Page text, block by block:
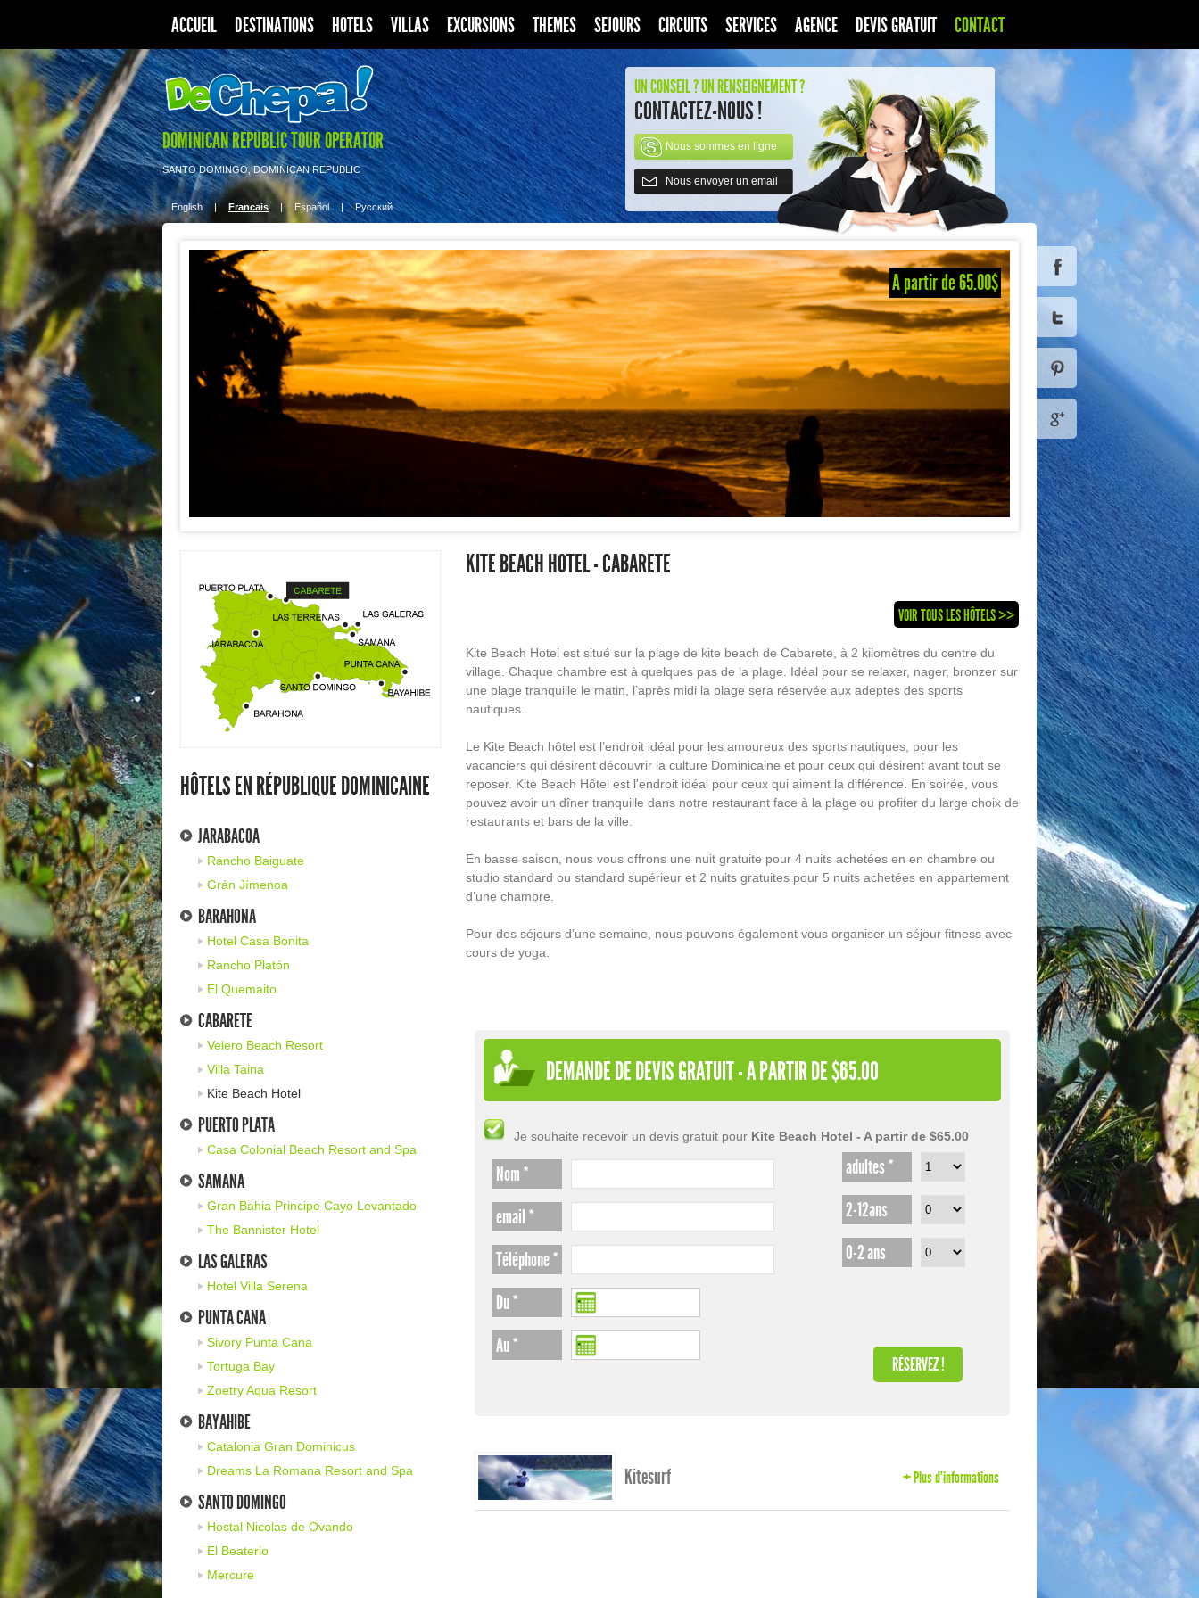
ACCUEIL DESTINATIONS HOTELS VILLAS EXCURSIONS THEMES SEJOURS CIRCUITS SERVICES AGENCE DEVIS GRATUIT CONTACT
DOMINICAN REPUBLIC TOUR OPERATOR
SANTO DOMINGO, DOMINICAN REPUBLIC
English | Francais | Español | Pусский
UN CONSEIL ? UN RENSEIGNEMENT ?
CONTACTEZ-NOUS !
Nous sommes en ligne
Nous envoyer un email
A partir de 65.00$
HÔTELS EN RÉPUBLIQUE DOMINICAINE
JARABACOA
Rancho Baiguate
Grán Jímenoa
BARAHONA
Hotel Casa Bonita
Rancho Platón
El Quemaito
CABARETE
Velero Beach Resort
Villa Taina
Kite Beach Hotel
PUERTO PLATA
Casa Colonial Beach Resort and Spa
SAMANA
Gran Bahia Principe Cayo Levantado
The Bannister Hotel
LAS GALERAS
Hotel Villa Serena
PUNTA CANA
Sivory Punta Cana
Tortuga Bay
Zoetry Aqua Resort
BAYAHIBE
Catalonia Gran Dominicus
Dreams La Romana Resort and Spa
SANTO DOMINGO
Hostal Nicolas de Ovando
El Beaterio
Mercure
KITE BEACH HOTEL - CABARETE
VOIR TOUS LES HÔTELS >>
Kite Beach Hotel est situé sur la plage de kite beach de Cabarete, à 2 kilomètres du centre du
village. Chaque chambre est à quelques pas de la plage. Idéal pour se relaxer, nager, bronzer sur
une plage tranquille le matin, l’après midi la plage sera réservée aux adeptes des sports
nautiques.
Le Kite Beach hôtel est l’endroit idéal pour les amoureux des sports nautiques, pour les
vacanciers qui désirent découvrir la culture Dominicaine et pour ceux qui désirent avant tout se
reposer. Kite Beach Hôtel est l'endroit idéal pour ceux qui aiment la différence. En soirée, vous
pouvez avoir un dîner tranquille dans notre restaurant face à la plage ou profiter du large choix de
restaurants et bars de la ville.
En basse saison, nous vous offrons une nuit gratuite pour 4 nuits achetées en en chambre ou
studio standard ou standard supérieur et 2 nuits gratuites pour 5 nuits achetées en appartement
d’une chambre.
Pour des séjours d’une semaine, nous pouvons également vous organiser un séjour fitness avec
cours de yoga.
DEMANDE DE DEVIS GRATUIT - A PARTIR DE $65.00
Je souhaite recevoir un devis gratuit pour Kite Beach Hotel - A partir de $65.00
Nom *
email *
Téléphone *
Du *
Au *
adultes *
2-12ans
0-2 ans
Kitesurf + Plus d'informations